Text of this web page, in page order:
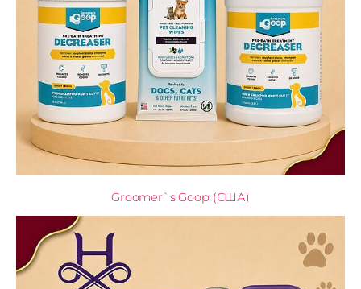
Groomer`s Goop (США)